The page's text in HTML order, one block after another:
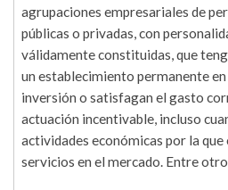
agrupaciones empresariales de
públicas o privadas, con
válidamente constituidas, que
un establecimiento permanente en
inversión o satisfagan el gasto
actuación incentivable, incluso
actividades económicas por la
servicios en el mercado. Entre